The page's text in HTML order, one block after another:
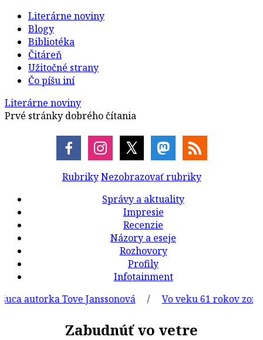
Literárne noviny
Blogy
Bibliotéka
Čitáreň
Užitočné strany
Čo píšu iní
Literárne noviny
Prvé stránky dobrého čítania
Rubriky Nezobrazovať rubriky
Správy a aktuality
Impresie
Recenzie
Názory a eseje
Rozhovory
Profily
Infotainment
Tove Janssonová/ Vo veku 61 rokov zomrel
Zabudnúť vo vetre